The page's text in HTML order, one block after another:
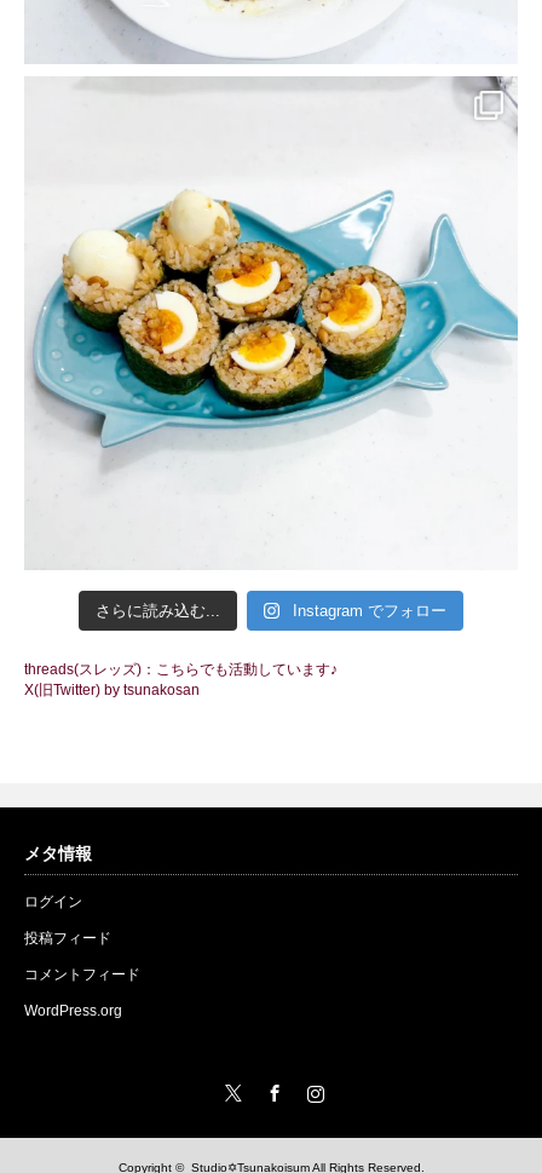
さらに読み込む... Instagram でフォロー
threads(スレッズ)：こちらでも活動しています♪
X(旧Twitter) by tsunakosan
メタ情報
ログイン
投稿フィード
コメントフィード
WordPress.org
Instagram
Copyright © Studio✡TsunakoisumAll Rights Reserved.